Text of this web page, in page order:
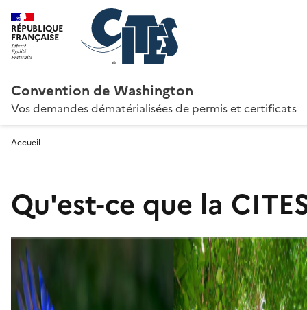
RÉPUBLIQUE
FRANÇAISE
Convention de Washington
Vos demandes dématérialisées de permis et certificats
Accueil
Qu'est-ce que la